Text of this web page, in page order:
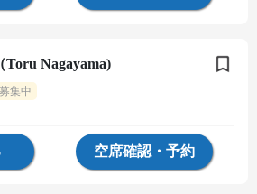
Toru Nagayama)
集中
空席確認・予約